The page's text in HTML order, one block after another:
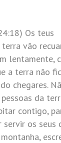
Os teus
vão
lentamente,
a terra não
chegares.
da
contigo,
servir os seus